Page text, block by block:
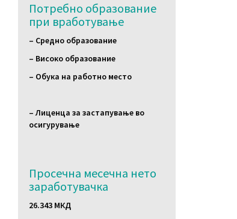
Потребно образование
при вработување
– Средно образование
– Високо образование
– Обука на работно место
– Лиценца за застапување во
осигурување
Просечна месечна нето
заработувачка
26.343 МКД